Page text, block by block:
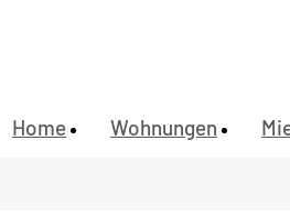
Home Wohnungen